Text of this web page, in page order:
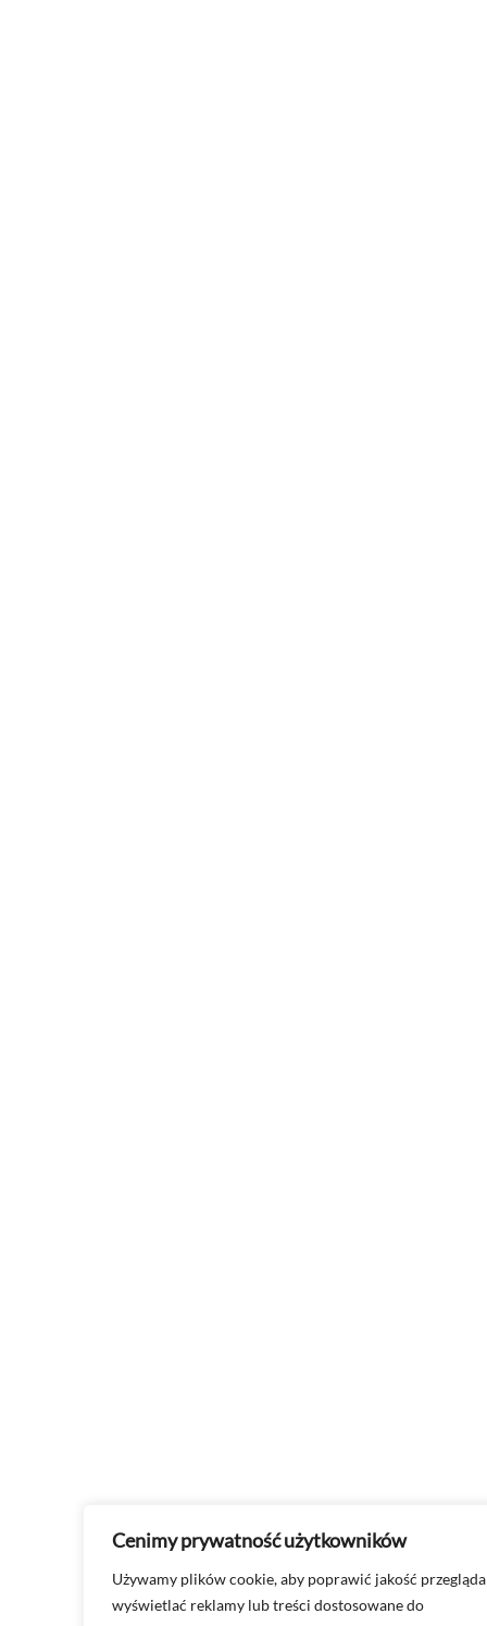
Cenimy prywatność użytkowników
Używamy plików cookie, aby poprawić jakość
wyświetlać reklamy lub treści dostosowane do